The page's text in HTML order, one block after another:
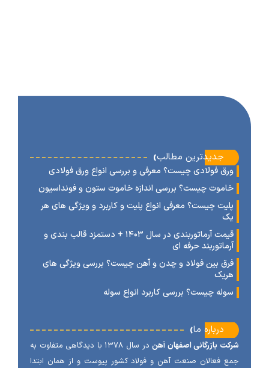
‹جدیدترین مطالب
فولادی چیست؟ معرفی و بررسی انواع ورق فولادی
چیست؟ بررسی اندازه خاموت ستون و فونداسیون
چیست؟ معرفی انواع پلیت و کاربرد و ویژگی های هر
قیمت آرماتوربندی در سال ۱۴۰۳ + دستمزد قالب بندی و
حرفه ای
بین فولاد و چدن و آهن چیست؟ بررسی ویژگی های
چیست؟ بررسی کاربرد انواع سوله
درباره ما
بازرگانی اصفهان آهن
در سال ۱۳۷۸ با دیدگاهی متفاوت به
فعالان صنعت آهن و فولاد کشور پیوست و از همان ابتدا